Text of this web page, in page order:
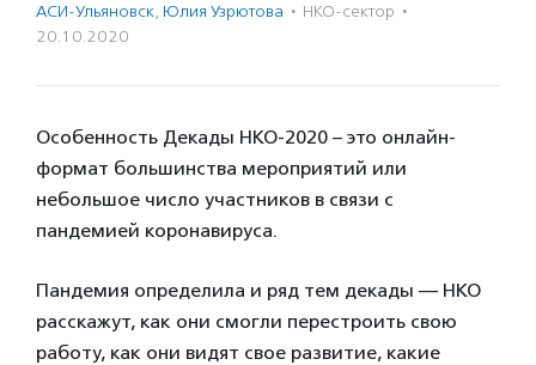
АСИ-Ульяновск, Юлия Узрютова · НКО-сектор ·
20.10.2020
Особенность Декады НКО-2020 – это онлайн-
формат большинства мероприятий или
небольшое число участников в связи с
пандемией коронавируса.
Пандемия определила и ряд тем декады — НКО
расскажут, как они смогли перестроить свою
работу, как они видят свое развитие, какие